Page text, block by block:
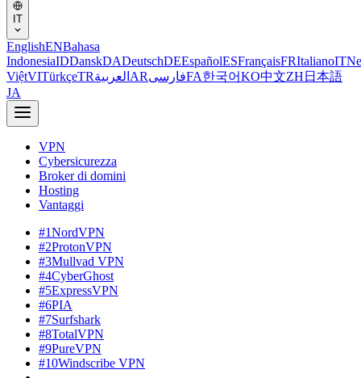
IT
EnglishENBahasa
IndonesiaIDDanskDADeutschDEEspañolESFrançaisFRItalianoIT
ViệtVITürkçeTRالعربية ARفارسیFA한국어KO中文ZH 日本語
JA
VPN
Cybersicurezza
Broker di domini
Hosting
Vantaggi
#1NordVPN
#2ProtonVPN
#3Mullvad VPN
#4CyberGhost
#5ExpressVPN
#6PIA
#7Surfshark
#8TotalVPN
#9PureVPN
#10Windscribe VPN